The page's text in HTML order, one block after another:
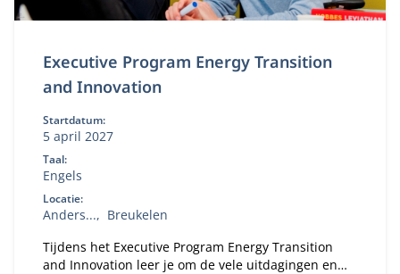
Executive Program Energy Transition
and Innovation
Startdatum:
5 april 2027
Taal:
Engels
Locatie:
Anders...
Breukelen
Tijdens het Executive Program Energy Transition
and Innovation leer je om de vele uitdagingen en